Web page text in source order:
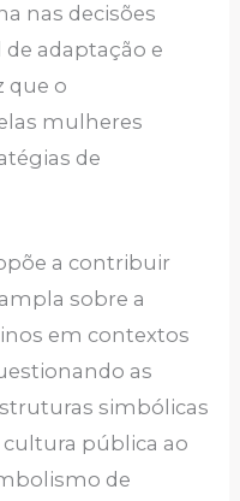
nas decisões
adaptação e
que o
mulheres
de
a contribuir
sobre a
em contextos
as
simbólicas
cultura pública ao
de